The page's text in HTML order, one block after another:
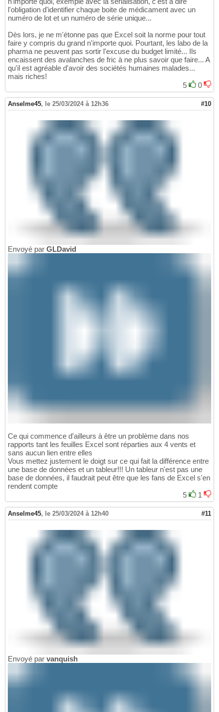
l'obligation d'identifier chaque boite de médicament avec un
numéro de lot et un numéro de série unique...
Dès lors, je ne m'étonne pas que Excel soit la norme pour tout
faire y compris du grand n'importe quoi. Pourtant, les labo de la
pharma ne peuvent pas sortir l'excuse du budget limité... Ils
encaissent des avalanches de fric à ne plus savoir que faire... A
qu'il est agréable d'avoir des sociétés humaines malades...
mais riches!
5
0
Anselme45, le 25/03/2024 à 12h36 #10
Envoyé par GLDavid
Ce qui commence d'ailleurs à être un problème dans nos
rapports tant les feuilles Excel sont réparties aux 4 vents et
sans aucun lien entre elles
Vous mettez justement le doigt sur ce qui fait la différence entre
une base de données et un tableur!!! Un tableur n'est pas une
base de données, il faudrait peut être que les fans de Excel s'en
rendent compte
5
1
Anselme45, le 25/03/2024 à 12h40 #11
Envoyé par vanquish